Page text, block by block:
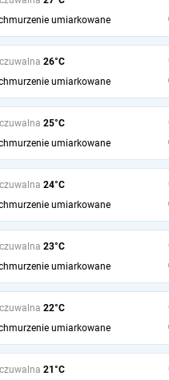
umiarkowane
26°C
umiarkowane
25°C
umiarkowane
24°C
umiarkowane
23°C
umiarkowane
22°C
umiarkowane
21°C